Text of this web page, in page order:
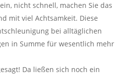
nicht schnell, machen Sie das
mit viel Achtsamkeit. Diese
bei alltäglichen
in Summe für wesentlich mehr
Da ließen sich noch ein